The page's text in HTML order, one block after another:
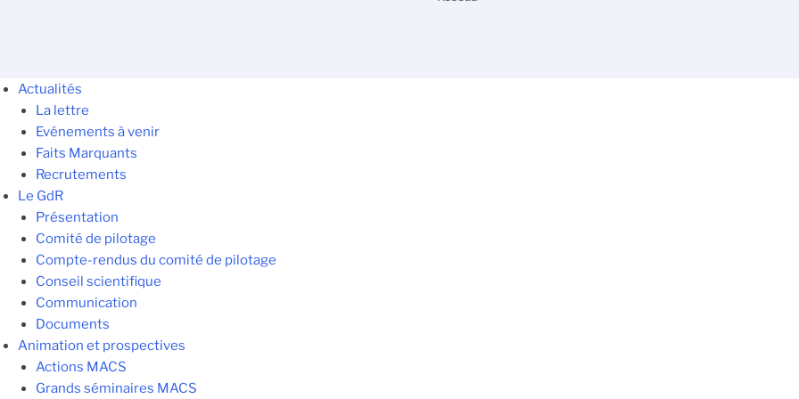
Actualités
La lettre
Evénements à venir
Faits Marquants
Recrutements
Le GdR
Présentation
Comité de pilotage
Compte-rendus du comité de pilotage
Conseil scientifique
Communication
Documents
Animation et prospectives
Actions MACS
Grands séminaires MACS